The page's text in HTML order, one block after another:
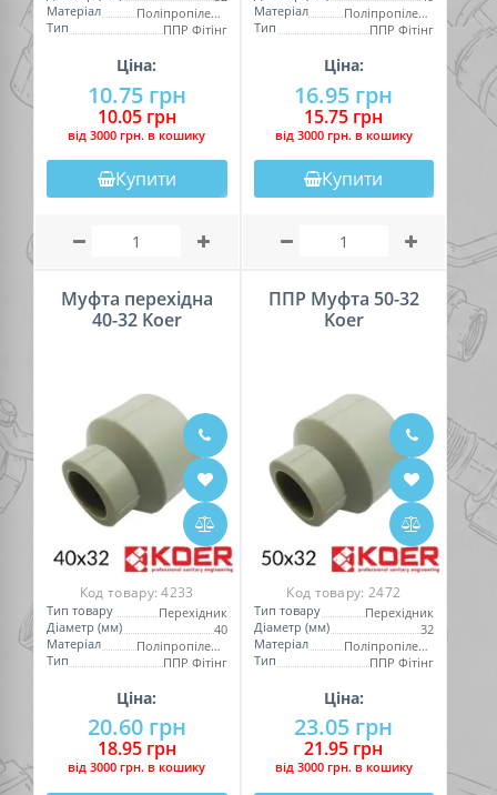
Матеріал
Поліпропілен (PPR)
Тип
ППР Фітінг
Ціна:
10.75 грн
10.05 грн
вiд 3000 грн. в кошику
Купити
Матеріал
Поліпропілен (PPR)
Тип
ППР Фітінг
Ціна:
16.95 грн
15.75 грн
вiд 3000 грн. в кошику
Купити
Муфта перехідна
40-32 Koer
Код товару:4233
Тип товару
Перехідник
Діаметр (мм)
40
Матеріал
Поліпропілен (PPR)
Тип
ППР Фітінг
Ціна:
20.60 грн
18.95 грн
вiд 3000 грн. в кошику
ППР Муфта 50-32
Koer
Код товару: 2472
Тип товару
Перехідник
Діаметр (мм)
32
Матеріал
Поліпропілен (PPR)
Тип
ППР Фітінг
Ціна:
23.05 грн
21.95 грн
вiд 3000 грн. в кошику